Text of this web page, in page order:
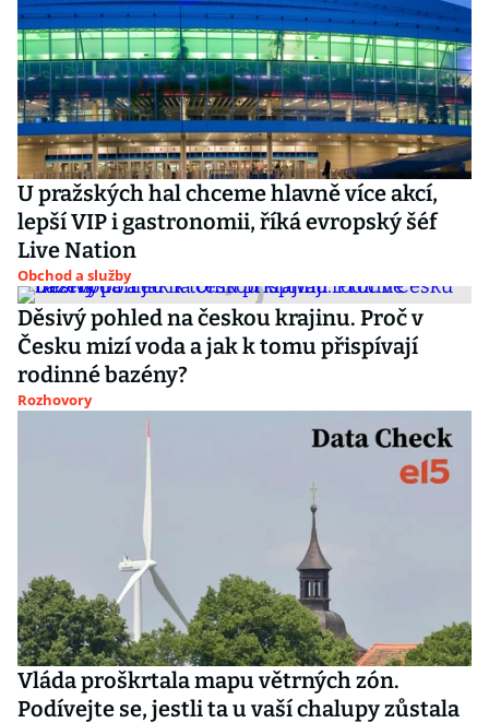
U pražských hal chceme hlavně více akcí,
lepší VIP i gastronomii, říká evropský šéf
Live Nation
Obchod a služby
Děsivý pohled na českou krajinu. Proč v
Česku mizí voda a jak k tomu přispívají
rodinné bazény?
Rozhovory
Vláda proškrtala mapu větrných zón.
Podívejte se, jestli ta u vaší chalupy zůstala